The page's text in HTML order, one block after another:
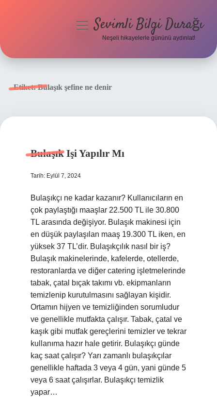
menüyüSevimli Bilgi Durağı
Neşeli hikayelerle gününü aydınlat!
Etiket:Bulaşık şefine ne denir
Bulaşık Işi Yapılır Mı
Tarih: Eylül 7, 2024
Bulaşıkçı ne kadar kazanır? Kullanıcıların en
çok paylaştığı maaşlar 22.500 TL ile 30.800
TL arasında değişiyor. Bulaşık makinesi için
en düşük paylaşılan maaş 19.300 TL iken, en
yüksek 37 TL’dir. Bulaşıkçılık nasıl bir iş?
Bulaşık makinelerinde, kafelerde, otellerde,
restoranlarda ve diğer catering işletmelerinde
tabak, çatal bıçak takımı vb. ekipmanların
temizlenip kurutulmasını sağlayan kişidir.
Ortamın hijyen ve temizliğinden sorumludur
ve genellikle mutfakta çalışır. Tabak, çatal ve
kaşık gibi mutfak gereçlerini temizler ve tekrar
kullanıma hazır hale getirir. Bulaşıkçı günde
kaç saat çalışır? Yarı zamanlı bulaşıkçılar
genellikle haftada 3 veya 4 gün, yani günde 5
veya 6 saat çalışırlar. Bulaşıkçı temizlik
yapar…